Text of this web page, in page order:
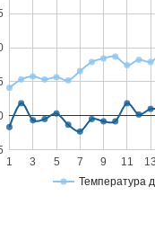
Температура
1 3 5 7 9 11